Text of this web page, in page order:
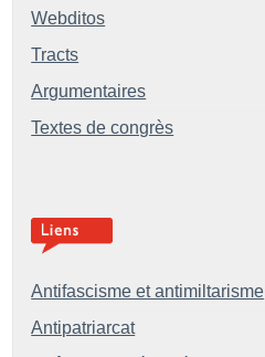
Webditos
Tracts
Argumentaires
Textes de congrès
Antifascisme et antimiltarisme
Antipatriarcat